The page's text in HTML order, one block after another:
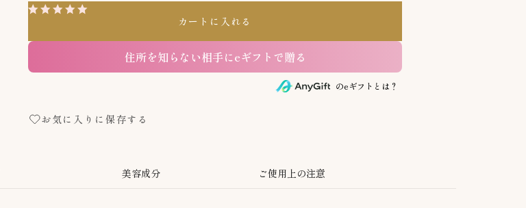
カートに入れる
住所を知らない相手にeギフトで贈る
のeギフトとは？
お気に入りに保存する
美容成分 ご使用上の注意